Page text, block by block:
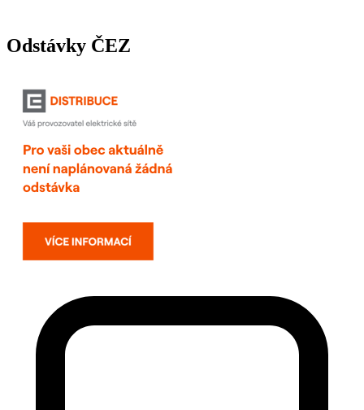
Odstávky ČEZ